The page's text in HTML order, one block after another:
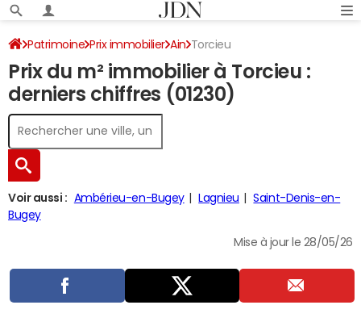
Patrimoine Prix immobilier Ain Torcieu
Prix du m² immobilier à Torcieu :
derniers chiffres (01230)
Voir aussi : Ambérieu-en-Bugey Lagnieu
Saint-Denis-en-
Bugey
Mise à jour le 28/05/26